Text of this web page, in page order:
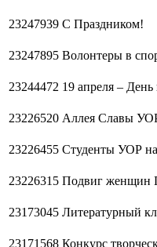
23247939 С Праздником!
23247895 Волонтеры в
23244472 19 апреля –
23226520 Аллея Славы
23226455 Студенты УОР
23226315 Подвиг женщин
23173045 Литературный
23171568 Конкурс